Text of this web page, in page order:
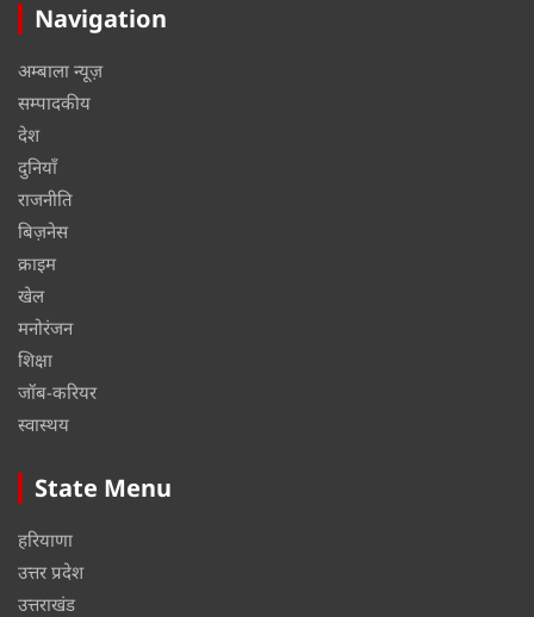
Navigation
अम्बाला न्यूज़
सम्पादकीय
देश
दुनियाँ
राजनीति
बिज़नेस
क्राइम
खेल
मनोरंजन
शिक्षा
जॉब-करियर
स्वास्थय
State Menu
हरियाणा
उत्तर प्रदेश
उत्तराखंड